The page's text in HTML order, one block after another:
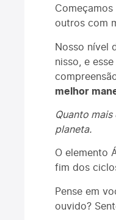
outros com
Nosso nível
nisso, e
melhor
Quanto
planeta.
O elemento
fim dos
Pense em
ouvido?